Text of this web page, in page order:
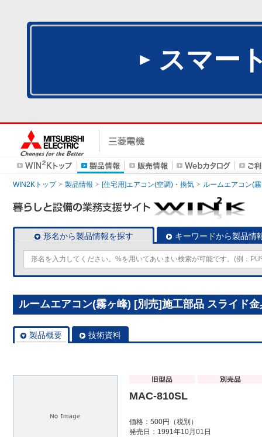
スマー
WIN2Kトップ 製品情報 [住宅用]エアコン(空調)・換気 ルームエアコン(
形名から製品情報を探す キーワードから製品情
ルームエアコン(霧ヶ峰) [別売]施工部品 スライド
製品概要 技術資料
MAC-810SL
価格：500円（税別）
発売日：1991年10月01日